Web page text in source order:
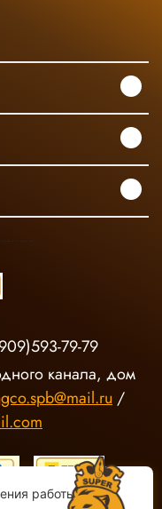
79-79
канала, дом
/
работы сайта.